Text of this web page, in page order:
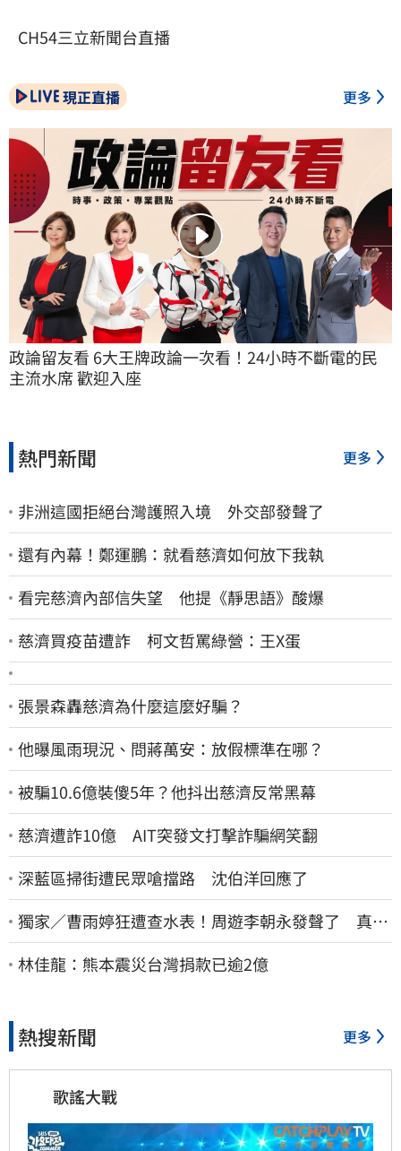
CH54三立新聞台直播
現正直播 更多
政論留友看 6大王牌政論一次看！24小時不斷電的民
主流水席 歡迎入座
熱門新聞 更多
非洲這國拒絕台灣護照入境 外交部發聲了
還有內幕！鄭運鵬：就看慈濟如何放下我執
看完慈濟內部信失望 他提《靜思語》酸爆
慈濟買疫苗遭詐 柯文哲罵綠營：王X蛋
張景森轟慈濟為什麼這麼好騙？
他曝風雨現況、問蔣萬安：放假標準在哪？
被騙10.6億裝傻5年？他抖出慈濟反常黑幕
慈濟遭詐10億 AIT突發文打擊詐騙網笑翻
深藍區掃街遭民眾嗆擋路 沈伯洋回應了
獨家／曹雨婷狂遭查水表！周遊李朝永發聲了 真實
看法曝光
林佳龍：熊本震災台灣捐款已逾2億
熱搜新聞 更多
歌謠大戰